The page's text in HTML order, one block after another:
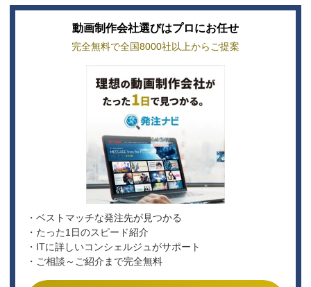
動画制作会社選びはプロにお任せ
完全無料で全国8000社以上からご提案
・ベストマッチな発注先が見つかる
・たった1日のスピード紹介
・ITに詳しいコンシェルジュがサポート
・ご相談～ご紹介まで完全無料